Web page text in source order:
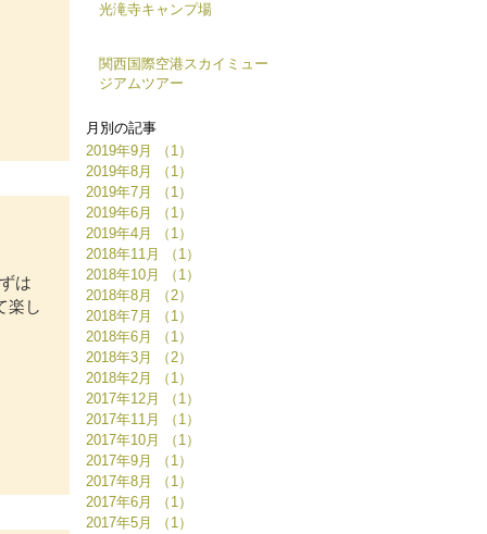
は
楽し
光滝寺キャンプ場
関西国際空港スカイミュー
ジアムツアー
月別の記事
2019年9月
（1）
2019年8月
（1）
2019年7月
（1）
2019年6月
（1）
2019年4月
（1）
2018年11月
（1）
2018年10月
（1）
2018年8月
（2）
2018年7月
（1）
2018年6月
（1）
2018年3月
（2）
2018年2月
（1）
2017年12月
（1）
2017年11月
（1）
2017年10月
（1）
2017年9月
（1）
2017年8月
（1）
2017年6月
（1）
2017年5月
（1）